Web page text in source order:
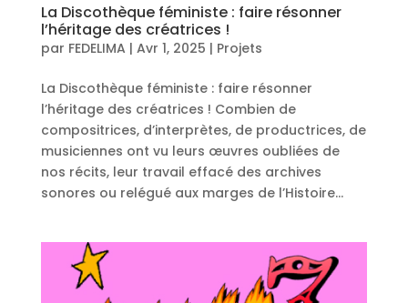
La Discothèque féministe : faire résonner
l’héritage des créatrices !
par FEDELIMA | Avr 1, 2025 | Projets
La Discothèque féministe : faire résonner
l’héritage des créatrices ! Combien de
compositrices, d’interprètes, de productrices, de
musiciennes ont vu leurs œuvres oubliées de
nos récits, leur travail effacé des archives
sonores ou relégué aux marges de l’Histoire...